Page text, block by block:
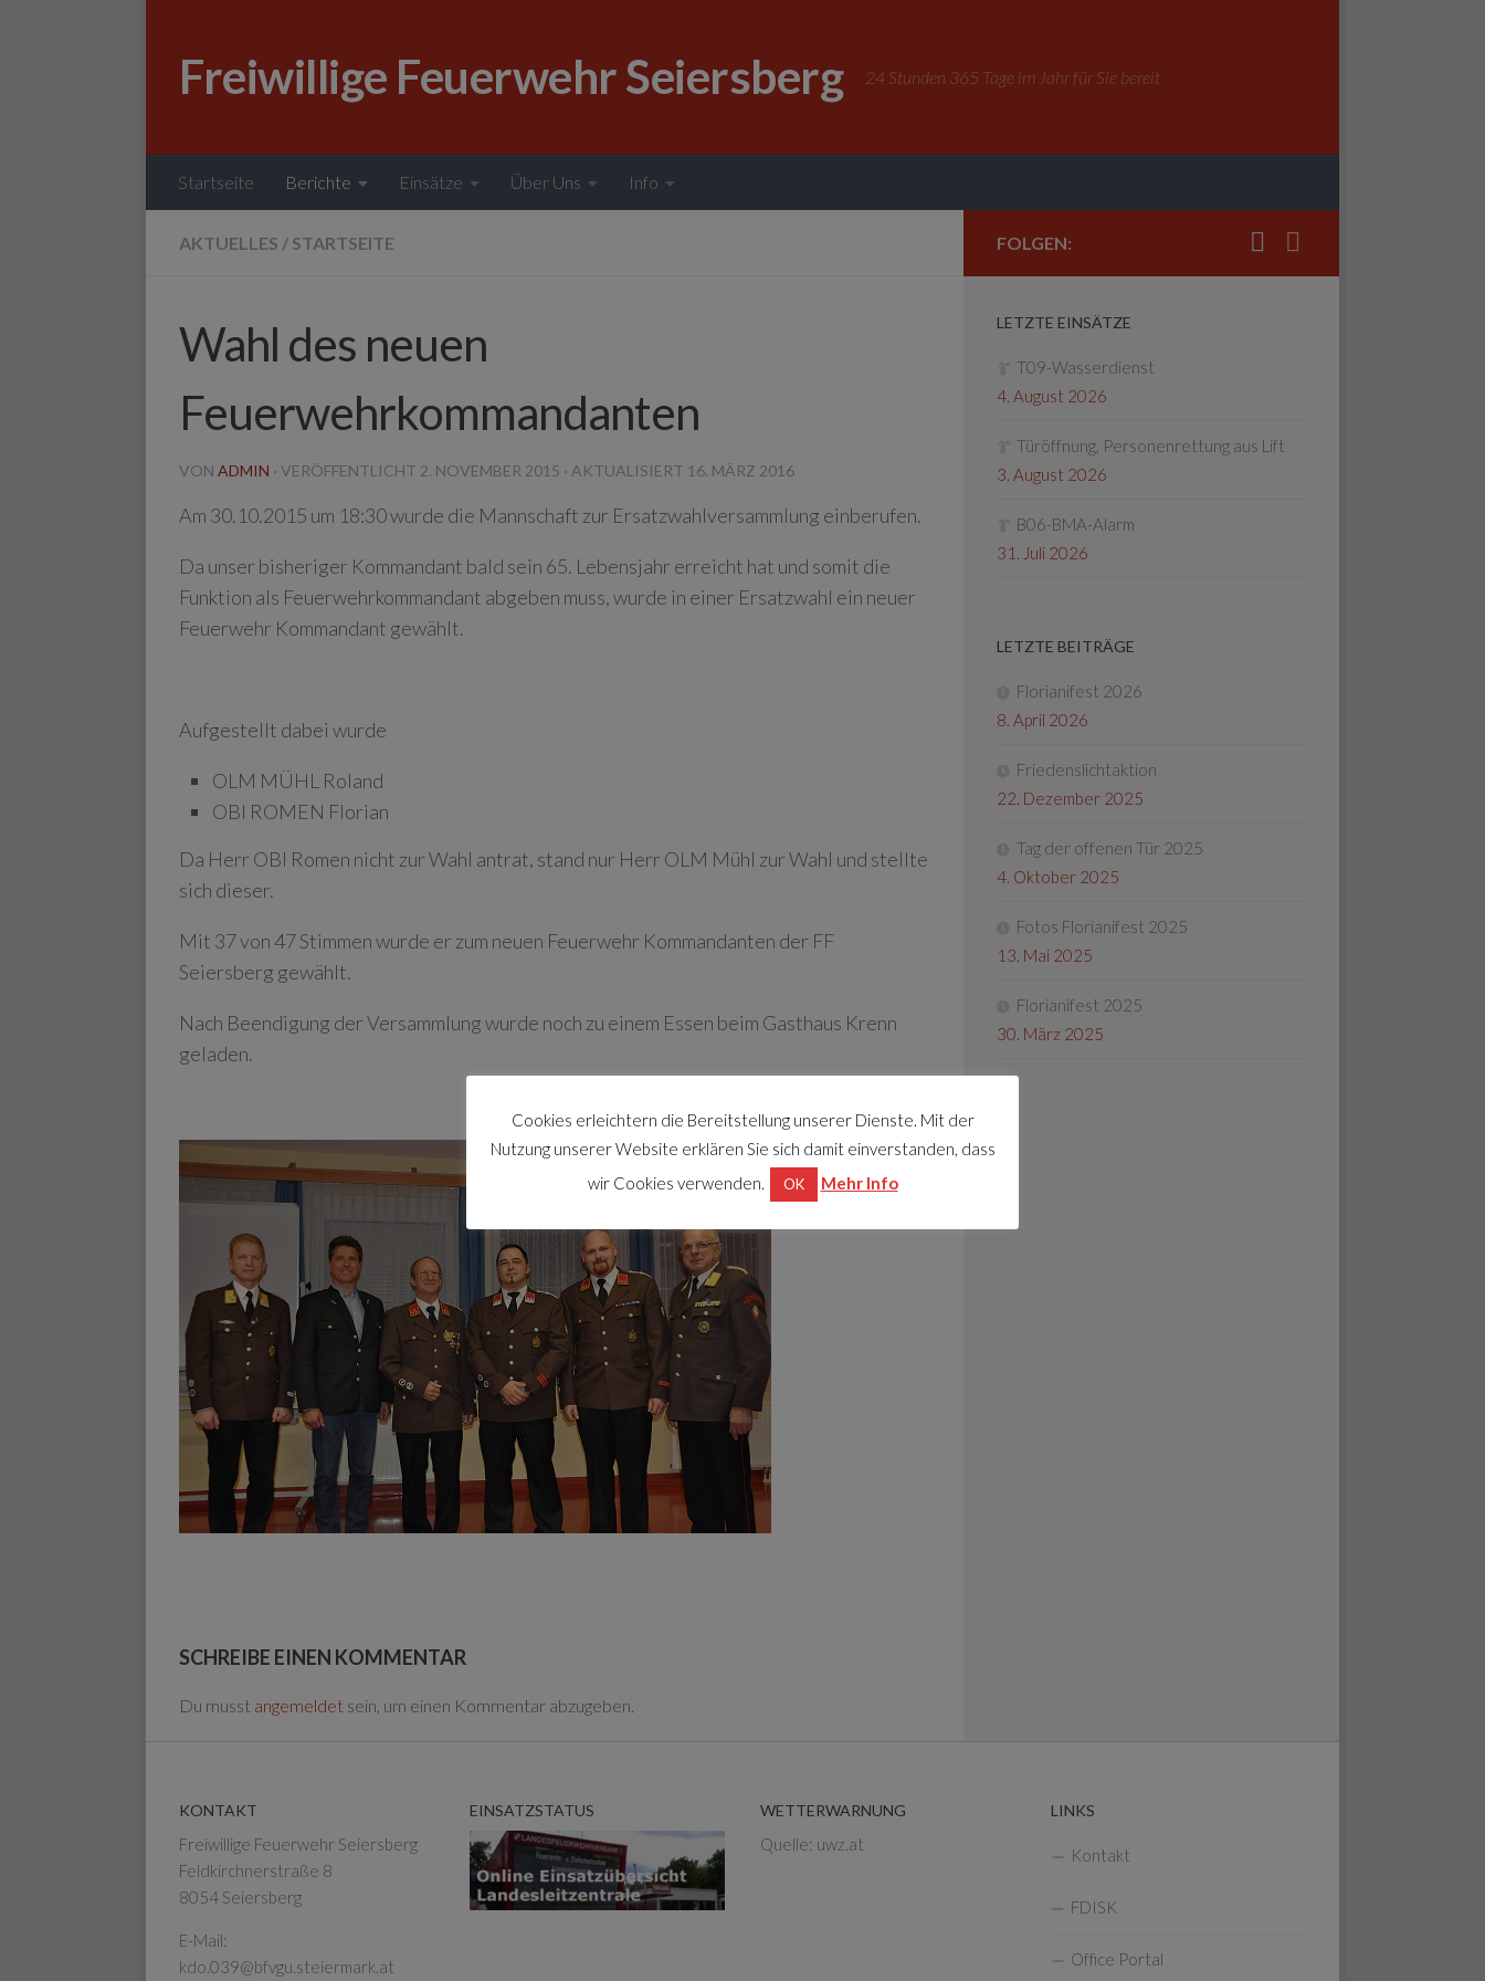
Freiwillige Feuerwehr Seiersberg 24 Stunden 365 Tage im Jahr für Sie bereit
Startseite Berichte Einsätze Über Uns Info
AKTUELLES / STARTSEITE
Wahl des neuen
Feuerwehrkommandanten
VON ADMIN · VERÖFFENTLICHT 2. NOVEMBER 2015 · AKTUALISIERT 16. MÄRZ 2016
Am 30.10.2015 um 18:30 wurde die Mannschaft zur Ersatzwahlversammlung einberufen.
Da unser bisheriger Kommandant bald sein 65. Lebensjahr erreicht hat und somit die
Funktion als Feuerwehrkommandant abgeben muss, wurde in einer Ersatzwahl ein neuer
Feuerwehr Kommandant gewählt.
Aufgestellt dabei wurde
OLM MÜHL Roland
OBI ROMEN Florian
Da Herr OBI Romen nicht zur Wahl antrat, stand nur Herr OLM Mühl zur Wahl und stellte
sich dieser.
Mit 37 von 47 Stimmen wurde er zum neuen Feuerwehr Kommandanten der FF
Seiersberg gewählt.
Nach Beendigung der Versammlung wurde noch zu einem Essen beim Gasthaus Krenn
geladen.
SCHREIBE EINEN KOMMENTAR
Du musst angemeldet sein, um einen Kommentar abzugeben.
FOLGEN:
LETZTE EINSÄTZE
T09-Wasserdienst
4. August 2026
Türöffnung, Personenrettung aus Lift
3. August 2026
B06-BMA-Alarm
31. Juli 2026
LETZTE BEITRÄGE
Florianifest 2026
8. April 2026
Friedenslichtaktion
22. Dezember 2025
Tag der offenen Tür 2025
4. Oktober 2025
Fotos Florianifest 2025
13. Mai 2025
Florianifest 2025
30. März 2025
KONTAKT
Freiwillige Feuerwehr Seiersberg
Feldkirchnerstraße 8
8054 Seiersberg
E-Mail:
kdo.039@bfvgu.steiermark.at
EINSATZSTATUS WETTERWARNUNG
Quelle: uwz.at
LINKS
Kontakt
FDISK
Office Portal
Cookies erleichtern die Bereitstellung unserer Dienste. Mit der
Nutzung unserer Website erklären Sie sich damit einverstanden, dass
wir Cookies verwenden.
OK Mehr Info